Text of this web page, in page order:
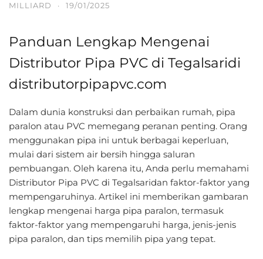
MILLIARD
· 19/01/2025
Panduan Lengkap Mengenai
Distributor Pipa PVC di Tegalsaridi
distributorpipapvc.com
Dalam dunia konstruksi dan perbaikan rumah, pipa
paralon atau PVC memegang peranan penting. Orang
menggunakan pipa ini untuk berbagai keperluan,
mulai dari sistem air bersih hingga saluran
pembuangan. Oleh karena itu, Anda perlu memahami
Distributor Pipa PVC di Tegalsaridan faktor-faktor yang
mempengaruhinya. Artikel ini memberikan gambaran
lengkap mengenai harga pipa paralon, termasuk
faktor-faktor yang mempengaruhi harga, jenis-jenis
pipa paralon, dan tips memilih pipa yang tepat.